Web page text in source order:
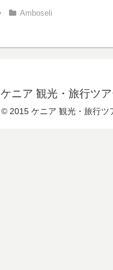
Amboseli
ケニア 観光・旅行ツ
© 2015 ケニア 観光・旅行ツ